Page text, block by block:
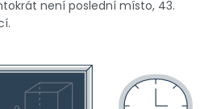
není poslední místo, 43.